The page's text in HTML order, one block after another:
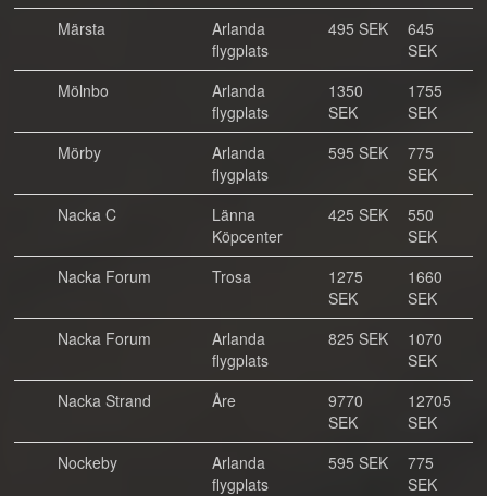
Märsta
Arlanda
flygplats
495 SEK
645
SEK
Mölnbo
Arlanda
flygplats
1350
SEK
1755
SEK
Mörby
Arlanda
flygplats
595 SEK
775
SEK
Nacka C
Länna
Köpcenter
425 SEK
550
SEK
Nacka Forum
Trosa
1275
SEK
1660
SEK
Nacka Forum
Arlanda
flygplats
825 SEK
1070
SEK
Nacka Strand
Åre
9770
SEK
12705
SEK
Nockeby
Arlanda
flygplats
595 SEK
775
SEK